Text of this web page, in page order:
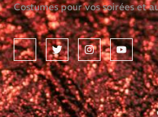
Costumes pour vos soirées et